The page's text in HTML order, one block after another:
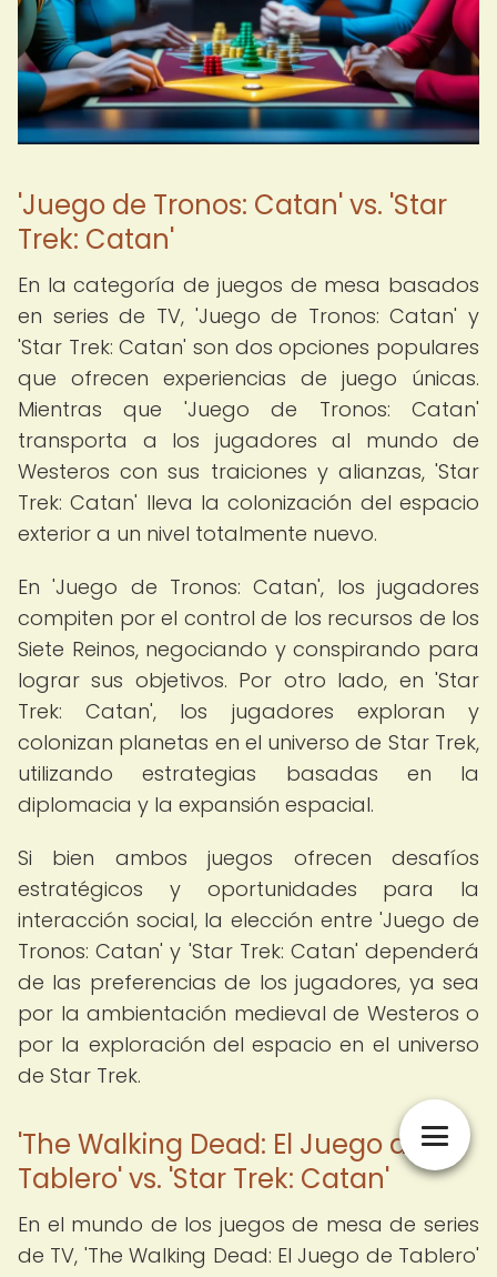
'Juego de Tronos: Catan' vs. 'Star
Trek: Catan'
En la categoría de juegos de mesa basados
en series de TV, 'Juego de Tronos: Catan' y
'Star Trek: Catan' son dos opciones populares
que ofrecen experiencias de juego únicas.
Mientras que 'Juego de Tronos: Catan'
transporta a los jugadores al mundo de
Westeros con sus traiciones y alianzas, 'Star
Trek: Catan' lleva la colonización del espacio
exterior a un nivel totalmente nuevo.
En 'Juego de Tronos: Catan', los jugadores
compiten por el control de los recursos de los
Siete Reinos, negociando y conspirando para
lograr sus objetivos. Por otro lado, en 'Star
Trek: Catan', los jugadores exploran y
colonizan planetas en el universo de Star Trek,
utilizando estrategias basadas en la
diplomacia y la expansión espacial.
Si bien ambos juegos ofrecen desafíos
estratégicos y oportunidades para la
interacción social, la elección entre 'Juego de
Tronos: Catan' y 'Star Trek: Catan' dependerá
de las preferencias de los jugadores, ya sea
por la ambientación medieval de Westeros o
por la exploración del espacio en el universo
de Star Trek.
'The Walking Dead: El Juego de
Tablero' vs. 'Star Trek: Catan'
En el mundo de los juegos de mesa de series
de TV, 'The Walking Dead: El Juego de Tablero'